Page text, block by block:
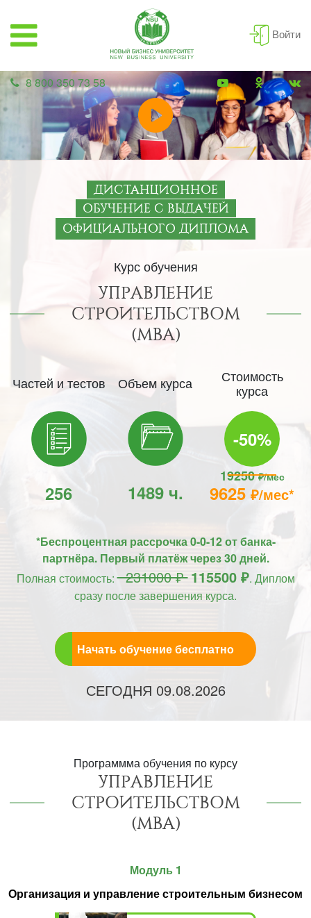
Войти
8 800 350 73 58
ДИСТАНЦИОННОЕ
ОБУЧЕНИЕ С ВЫДАЧЕЙ
ОФИЦИАЛЬНОГО ДИПЛОМА
Курс обучения
УПРАВЛЕНИЕ
СТРОИТЕЛЬСТВОМ
(MBA)
Частей и тестов
256
Объем курса
1489 ч.
Стоимость
курса
-50%
19250₽/мес
9625₽/мес*
*Беспроцентная рассрочка 0-0-12 от банка-
партнёра. Первый платёж через 30 дней.
Полная стоимость:231000 ₽115500 ₽. Диплом
сразу после завершения курса.
Начать обучение бесплатно
СЕГОДНЯ 09.08.2026
Программма обучения по курсу
УПРАВЛЕНИЕ
СТРОИТЕЛЬСТВОМ
(MBA)
Модуль 1
Организация и управление строительным бизнесом